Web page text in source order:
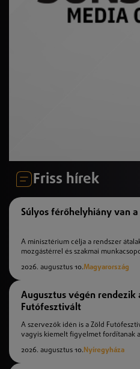
Friss hírek
Súlyos férőhelyhiány van
A minisztérium célja a rendszer
mozgástérrel és szakmai
2026. augusztus 10.Magyarország
Augusztus végén rendezik
Futófesztivált
A szervezők idén is a Zöld
vagyis kiemelt figyelmet fordítanak
2026. augusztus 10. Nyíregyháza